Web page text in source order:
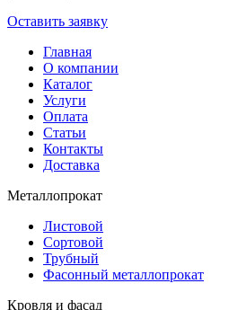
Оставить заявку
Главная
О компании
Каталог
Услуги
Оплата
Статьи
Контакты
Доставка
Металлопрокат
Листовой
Сортовой
Трубный
Фасонный металлопрокат
Кровля и фасад